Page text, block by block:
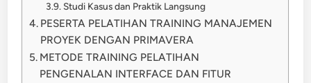
Studi Kasus dan Praktik Langsung
PESERTA PELATIHAN TRAINING MANAJEMEN
PROYEK DENGAN PRIMAVERA
METODE TRAINING PELATIHAN
PENGENALAN INTERFACE DAN FITUR